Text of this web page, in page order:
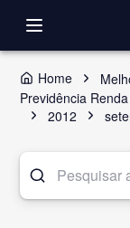
Home
Previdência
2012